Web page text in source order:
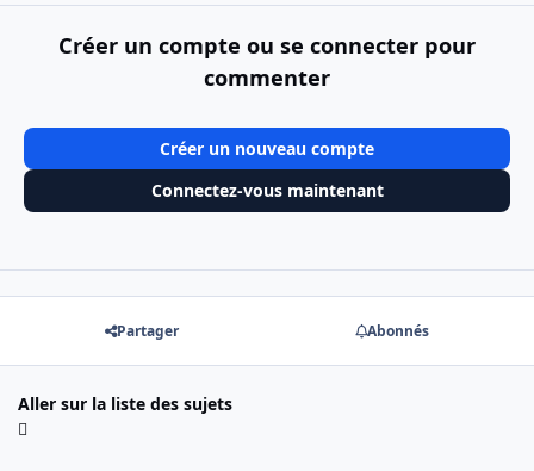
Créer un compte ou se connecter pour
commenter
Créer un nouveau compte
Connectez-vous maintenant
Partager Abonnés
Aller sur la liste des sujets